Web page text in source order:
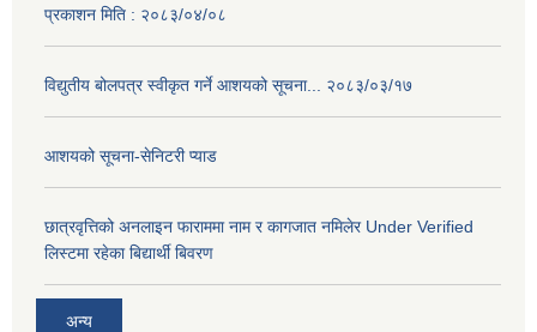
प्रकाशन मिति : २०८३/०४/०८
विद्युतीय बोलपत्र स्वीकृत गर्ने आशयको सूचना... २०८३/०३/१७
आशयको सूचना-सेनिटरी प्याड
छात्रवृत्तिको अनलाइन फाराममा नाम र कागजात नमिलेर Under Verified
लिस्टमा रहेका बिद्यार्थी बिवरण
अन्य